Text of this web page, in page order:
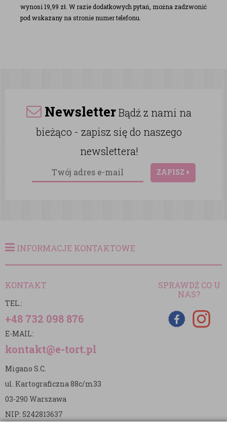
wynosi 19,99 zł. W razie dodatkowych pytań, można zadzwonić
pod wskazany na stronie numer telefonu.
NewsletterBądź z nami na
bieżąco - zapisz się do naszego
newslettera!
ZAPISZ
INFORMACJE KONTAKTOWE
KONTAKT
TEL.:
+48 732 098 876
E-MAIL:
kontakt@e-tort.pl
Migano S.C.
ul. Kartograficzna 88c/m33
03-290 Warszawa
NIP: 5242813637
SPRAWDŹ CO U
NAS?